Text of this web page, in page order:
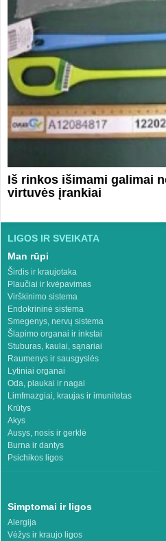
Iš rinkos išimami galimai
virtuvės įrankiai
LIGOS IR SVEIKATA
Man rūpi
Širdis ir kraujotaka
Plaučiai ir kvėpavimas
Virškinimo sistema
Endokrininė sistema
Smegenys, nervų sistema
Šlapimo organai ir inkstai
Stuburas, kaulai, sąnariai
Raumenys ir sausgyslės
Lytiniai organai
Oda, plaukai ir nagai
Limfmazgiai, kraujas ir imunitetas
Krūtys
Akys
Ausys, nosis ir gerklė
Burna ir dantys
Psichikos ligos
Simptomai ir ligos
Alergija
Vėžys ir kraujo ligos